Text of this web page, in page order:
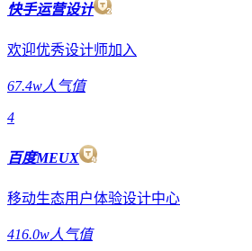
快手运营设计
欢迎优秀设计师加入
67.4w人气值
4
百度MEUX
移动生态用户体验设计中心
416.0w人气值